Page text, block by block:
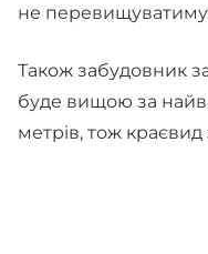
не
Також забудовник
буде вищою за
метрів, тож